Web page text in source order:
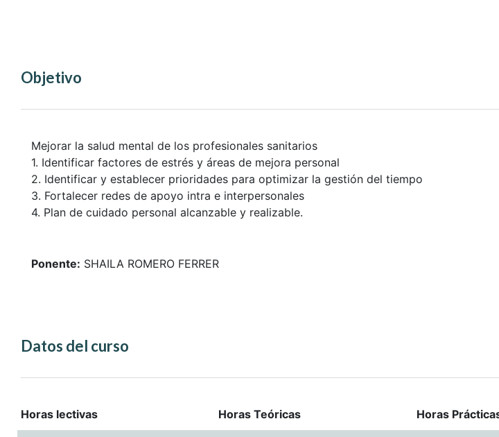
Objetivo
Mejorar la salud mental de los profesionales sanitarios
1. Identificar factores de estrés y áreas de mejora personal
2. Identificar y establecer prioridades para optimizar la gestión del tiempo
3. Fortalecer redes de apoyo intra e interpersonales
4. Plan de cuidado personal alcanzable y realizable.
Ponente: SHAILA ROMERO FERRER
Datos del curso
Horas lectivas Horas Teóricas Horas